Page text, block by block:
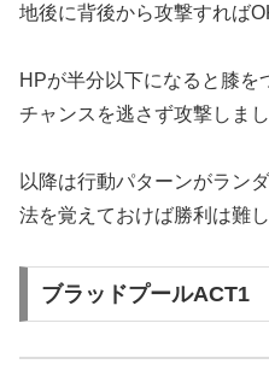
地後に背後から攻撃すれば
HPが半分以下になると膝を
チャンスを逃さず攻撃しまし
以降は行動パターンがラン
法を覚えておけば勝利は難
ブラッドプールACT1